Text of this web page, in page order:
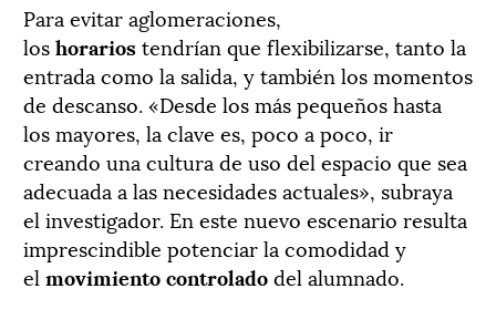
Para evitar aglomeraciones,
loshorariostendrían que flexibilizarse, tanto la
entrada como la salida, y también los momentos
de descanso. «Desde los más pequeños hasta
los mayores, la clave es, poco a poco, ir
creando una cultura de uso del espacio que sea
adecuada a las necesidades actuales», subraya
el investigador. En este nuevo escenario resulta
imprescindible potenciar la comodidad y
el movimiento controladodel alumnado.